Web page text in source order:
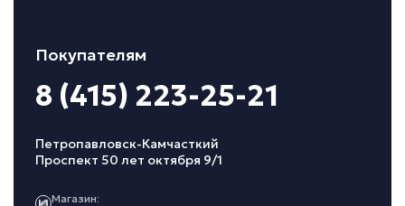
Покупателям
8 (415) 223-25-21
Петропавловск-Камчасткий
Проспект 50 лет октября 9/1
Магазин: